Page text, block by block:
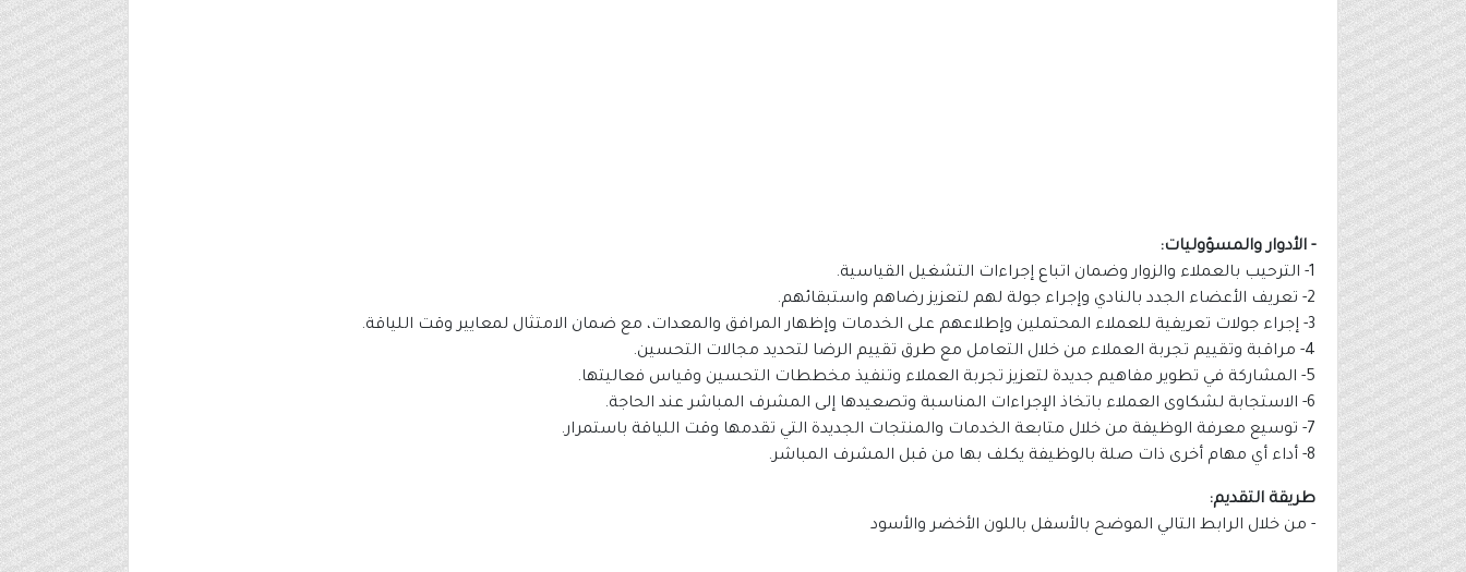
- الأدوار والمسؤوليات:
1- الترحيب بالعملاء والزوار وضمان اتباع إجراءات التشغيل القياسية.
2- تعريف الأعضاء الجدد بالنادي وإجراء جولة لهم لتعزيز رضاهم واستبقائهم.
3- إجراء جولات تعريفية للعملاء المحتملين وإطلاعهم على الخدمات وإظهار المرافق والمعدات، مع ضمان الامتثال لمعايير وقت اللياقة.
4- مراقبة وتقييم تجربة العملاء من خلال التعامل مع طرق تقييم الرضا لتحديد مجالات التحسين.
5- المشاركة في تطوير مفاهيم جديدة لتعزيز تجربة العملاء وتنفيذ مخططات التحسين وقياس فعاليتها.
6- الاستجابة لشكاوى العملاء باتخاذ الإجراءات المناسبة وتصعيدها إلى المشرف المباشر عند الحاجة.
7- توسيع معرفة الوظيفة من خلال متابعة الخدمات والمنتجات الجديدة التي تقدمها وقت اللياقة باستمرار.
8- أداء أي مهام أخرى ذات صلة بالوظيفة يكلف بها من قبل المشرف المباشر.
طريقة التقديم:
- من خلال الرابط التالي الموضح بالأسفل باللون الأخضر والأسود